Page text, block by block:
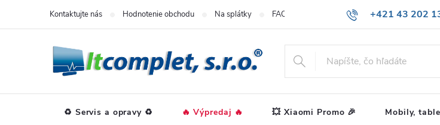
+421 43 202
Kontaktujte nás Hodnotenie obchodu Na splátky FAQ
♻️ Servis a opravy ♻️ 🔥 Výpredaj 🔥 💥 Xiaomi Promo 🎉 Mobily,